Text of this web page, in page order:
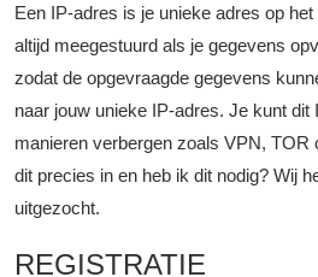
Een IP-adres is je unieke adres op
altijd meegestuurd als je gegevens
zodat de opgevraagde gegevens
naar jouw unieke IP-adres. Je kunt
manieren verbergen zoals VPN, TOR
dit precies in en heb ik dit nodig? Wij
uitgezocht.
REGISTRATIE